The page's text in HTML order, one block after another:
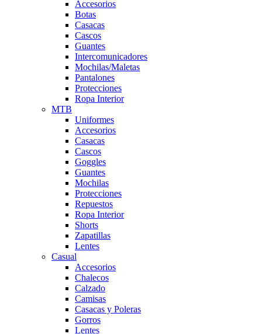
Accesorios
Botas
Casacas
Cascos
Guantes
Intercomunicadores
Mochilas/Maletas
Pantalones
Protecciones
Ropa Interior
MTB
Uniformes
Accesorios
Casacas
Cascos
Goggles
Guantes
Mochilas
Protecciones
Repuestos
Ropa Interior
Shorts
Zapatillas
Lentes
Casual
Accesorios
Chalecos
Calzado
Camisas
Casacas y Poleras
Gorros
Lentes